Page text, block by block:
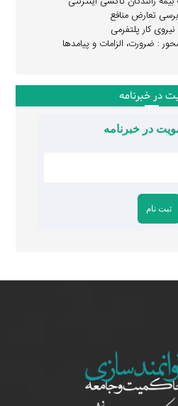
تعارض منافع
نیروی کار پلتفرمی
: ضرورت، الزامات و پیامدها
در خبرنامه
در خبرنامه